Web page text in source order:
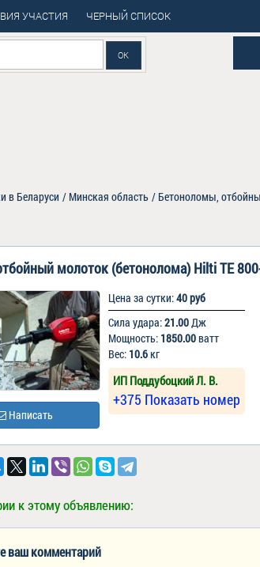
УЧАСТИЯ ЧЕРНЫЙ СПИСОК
в Беларуси / Минская область / Бетоноломы,
молоток (бетонолома) Hilti TE
Написать
Цена за сутки:40 руб
Сила удара:21.00Дж
Мощность: 1850.00ватт
Вес: 10.6кг
ИП Поддубоцкий Л. В.
+375 Показать номер
к этому объявлению:
ваш комментарий